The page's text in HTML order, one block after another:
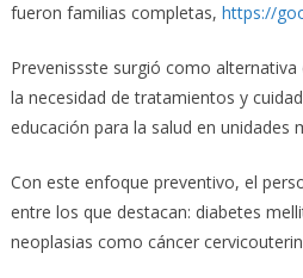
fueron familias completas, https://
Prevenissste surgió como
la necesidad de tratamientos y
educación para la salud en unidades
Con este enfoque preventivo, el
entre los que destacan: diabetes
neoplasias como cáncer